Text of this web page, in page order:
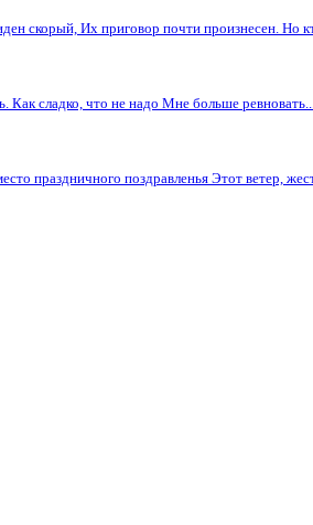
скорый, Их приговор почти произнесен. Но
Как сладко, что не надо Мне больше
праздничного поздравленья Этот ветер,